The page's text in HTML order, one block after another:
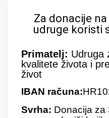
Za donacije
udruge koristi
Primatelj: Udruga
kvalitete života i
život
IBAN računa:
Svrha: Donacija za